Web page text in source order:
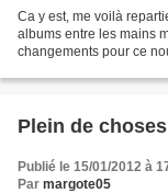
Ca y est, me voilà
albums entre les mains
changements pour ce
Plein de
Publié le 15/01/2012 à
Par margote05